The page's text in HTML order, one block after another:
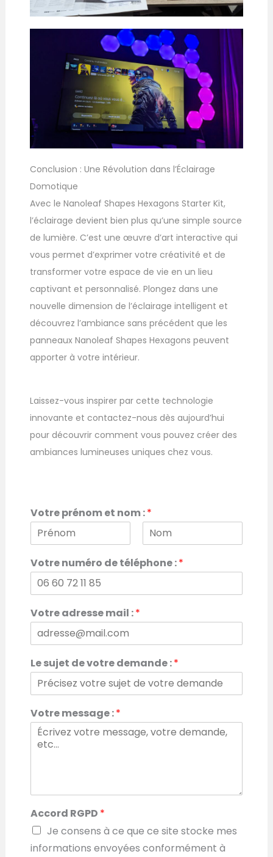
Conclusion : Une Révolution dans l’Éclairage
Domotique
Avec le Nanoleaf Shapes Hexagons Starter Kit,
l’éclairage devient bien plus qu’une simple source
de lumière. C’est une œuvre d’art interactive qui
vous permet d’exprimer votre créativité et de
transformer votre espace de vie en un lieu
captivant et personnalisé. Plongez dans une
nouvelle dimension de l’éclairage intelligent et
découvrez l’ambiance sans précédent que les
panneaux Nanoleaf Shapes Hexagons peuvent
apporter à votre intérieur.
Laissez-vous inspirer par cette technologie
innovante et contactez-nous dès aujourd’hui
pour découvrir comment vous pouvez créer des
ambiances lumineuses uniques chez vous.
Votre prénom et nom :*
P
r
é
m
N
o
m
Votre numéro de téléphone :*
*
:
V
o
r
Votre adresse mail :*
Le sujet de votre demande :*
Votre message :*
Accord RGPD *
Je consens à ce que ce site stocke mes
informations envoyées conformément à